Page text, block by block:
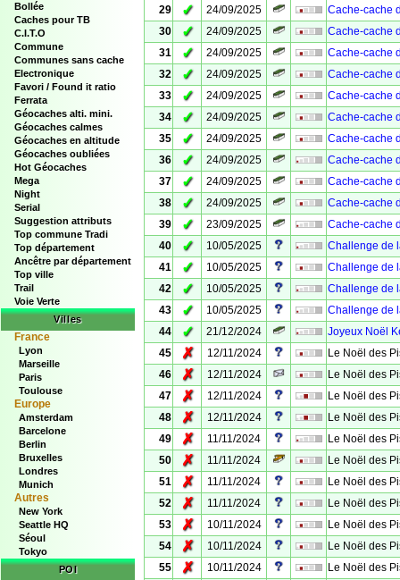
Bollée
Caches pour TB
C.I.T.O
Commune
Communes sans cache
Electronique
Favori / Found it ratio
Ferrata
Géocaches alti. mini.
Géocaches calmes
Géocaches en altitude
Géocaches oubliées
Hot Géocaches
Mega
Night
Serial
Suggestion attributs
Top commune Tradi
Top département
Ancêtre par département
Top ville
Trail
Voie Verte
Villes
France
Lyon
Marseille
Paris
Toulouse
Europe
Amsterdam
Barcelone
Berlin
Bruxelles
Londres
Munich
Autres
New York
Seattle HQ
Séoul
Tokyo
POI
29
✓ 24/09/2025
Cache-cache
30
✓ 24/09/2025
Cache-cache
31
✓ 24/09/2025
Cache-cache
32
✓ 24/09/2025
Cache-cache
33
✓ 24/09/2025
Cache-cache
34
✓ 24/09/2025
Cache-cache
35
✓ 24/09/2025
Cache-cache
36
✓ 24/09/2025
Cache-cache
37
✓ 24/09/2025
Cache-cache
38
✓ 24/09/2025
Cache-cache
39
✓ 23/09/2025
Cache-cache
40
✓ 10/05/2025
Challenge de
41
✓ 10/05/2025
Challenge de
42
✓ 10/05/2025
Challenge de
43
✓ 10/05/2025
Challenge de
44
✓ 21/12/2024
Joyeux Noël
45
✗ 12/11/2024
Le Noël des
46
✗ 12/11/2024
Le Noël des
47
✗ 12/11/2024
Le Noël des
48
✗ 12/11/2024
Le Noël des
49
✗ 11/11/2024
Le Noël des
50
✗ 11/11/2024
Le Noël des
51
✗ 11/11/2024
Le Noël des
52
✗ 11/11/2024
Le Noël des
53
✗ 10/11/2024
Le Noël des
54
✗ 10/11/2024
Le Noël des
55
✗ 10/11/2024
Le Noël des